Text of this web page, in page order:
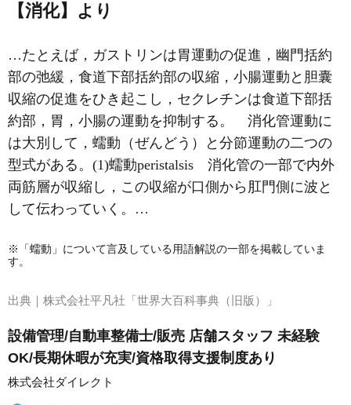
【消化】より
…たとえば， ガストリンは胃運動の促進，幽門括約
部の弛緩，食道下部括約部の収縮，小腸運動と胆囊
収縮の促進をひき起こし， セクレチンは食道下部括
約部，胃，小腸の運動を抑制する。 消化管運動に
は大別して，蠕動（ぜんどう）と分節運動の二つの
型式がある。(1)蠕動peristalsis 消化管の一部で内外
両筋層が収縮し，この収縮が口側から肛門側に波と
して伝わっていく。…
※「蠕動」について言及している用語解説の一部を掲載していま
す。
出典｜ 株式会社平凡社「世界大百科事典（旧版）」
設備管理/自動車整備士/販売 店舗スタッフ 未経験
OK/長期休暇が充実/資格取得支援制度あり
株式会社ダイレクト